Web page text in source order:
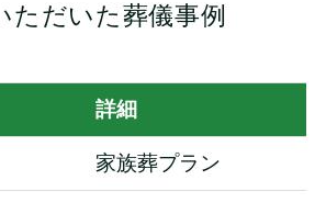
ただいた葬儀事例
詳細
家族葬プラン